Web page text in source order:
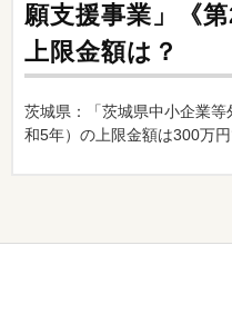
願支援事業」《
上限金額は？
茨城県：「茨城県中小企業
和5年）の上限金額は300万円